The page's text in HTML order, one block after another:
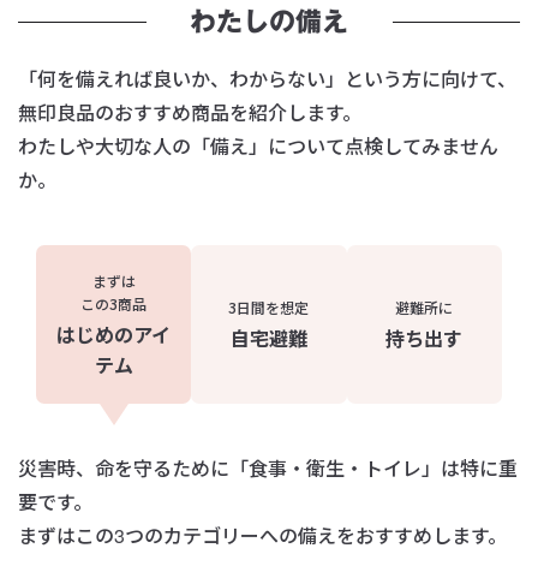
わたしの備え
「何を備えれば良いか、わからない」という方に向けて、
無印良品のおすすめ商品を紹介します。
わたしや大切な人の「備え」について点検してみません
か。
まずは
この3商品
はじめのアイ
テム
3日間を想定
自宅避難
避難所に
持ち出す
災害時、命を守るために「食事・衛生・トイレ」は特に重
要です。
まずはこの3つのカテゴリーへの備えをおすすめします。